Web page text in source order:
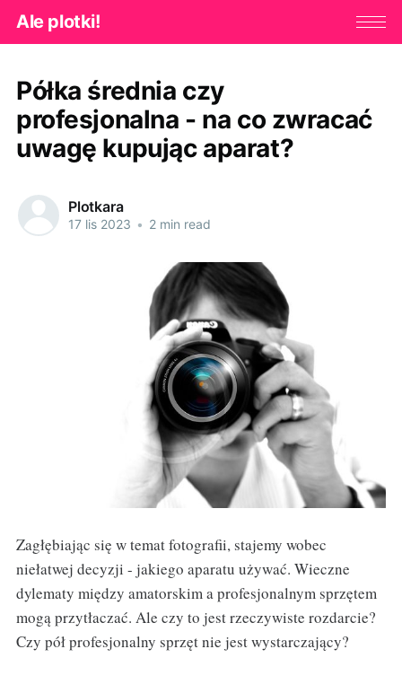
Ale plotki!
Półka średnia czy
profesjonalna - na co zwracać
uwagę kupując aparat?
Plotkara
17 lis 2023 • 2 min read
Zagłębiając się w temat fotografii, stajemy wobec
niełatwej decyzji - jakiego aparatu używać. Wieczne
dylematy między amatorskim a profesjonalnym sprzętem
mogą przytłaczać. Ale czy to jest rzeczywiste rozdarcie?
Czy pół profesjonalny sprzęt nie jest wystarczający?